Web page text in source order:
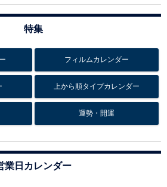
特集
フィルムカレンダー
上から順タイプカレンダー
運勢・開運
業日カレンダー